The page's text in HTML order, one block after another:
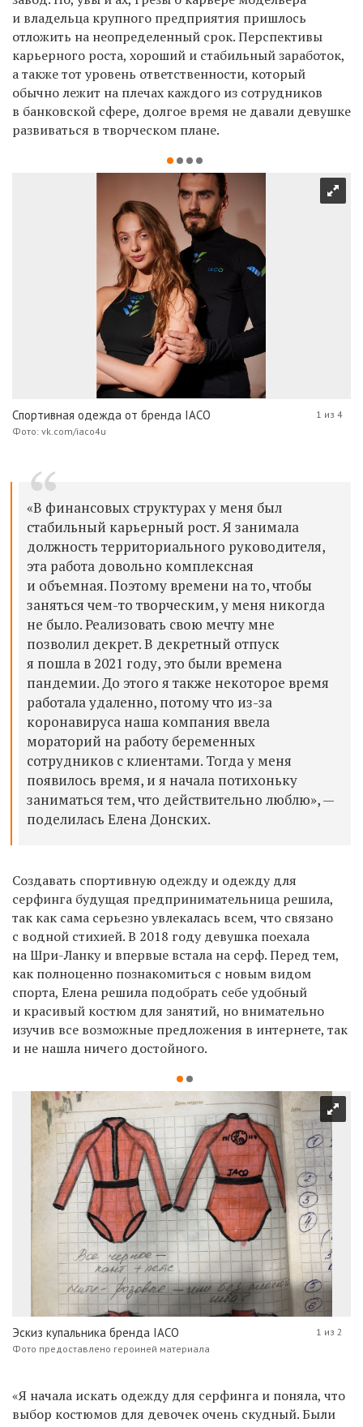
и владельца крупного предприятия пришлось
отложить на неопределенный срок. Перспективы
карьерного роста, хороший и стабильный заработок,
а также тот уровень ответственности, который
обычно лежит на плечах каждого из сотрудников
в банковской сфере, долгое время не давали девушке
развиваться в творческом плане.
Спортивная одежда от бренда IACO
Фото: vk.com/iaco4u
1 из 4
«В финансовых структурах у меня был
стабильный карьерный рост. Я занимала
должность территориального руководителя,
эта работа довольно комплексная
и объемная. Поэтому времени на то, чтобы
заняться чем-то творческим, у меня никогда
не было. Реализовать свою мечту мне
позволил декрет. В декретный отпуск
я пошла в 2021 году, это были времена
пандемии. До этого я также некоторое время
работала удаленно, потому что из-за
коронавируса наша компания ввела
мораторий на работу беременных
сотрудников с клиентами. Тогда у меня
появилось время, и я начала потихоньку
заниматься тем, что действительно люблю», —
поделилась Елена Донских.
Создавать спортивную одежду и одежду для
серфинга будущая предпринимательница решила,
так как сама серьезно увлекалась всем, что связано
с водной стихией. В 2018 году девушка поехала
на Шри-Ланку и впервые встала на серф. Перед тем,
как полноценно познакомиться с новым видом
спорта, Елена решила подобрать себе удобный
и красивый костюм для занятий, но внимательно
изучив все возможные предложения в интернете, так
и не нашла ничего достойного.
Эскиз купальника бренда IACO
Фото предоставлено героиней материала
1 из 2
«Я начала искать одежду для серфинга и поняла, что
выбор костюмов для девочек очень скудный. Были